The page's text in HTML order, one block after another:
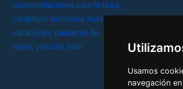
Usamos
navegación
recomendaciones para hoteles,
complejos turísticos, hostales,
vacaciones, paquetes de
viajes, y mucho más!